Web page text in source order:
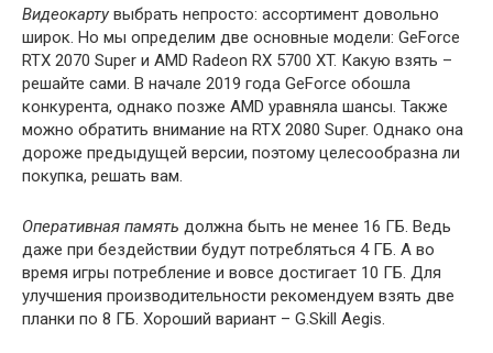
Видеокартувыбрать непросто: ассортимент довольно
широк. Но мы определим две основные модели: GeForce
RTX 2070 Super и AMD Radeon RX 5700 XT. Какую взять –
решайте сами. В начале 2019 года GeForce обошла
конкурента, однако позже AMD уравняла шансы. Также
можно обратить внимание на RTX 2080 Super. Однако она
дороже предыдущей версии, поэтому целесообразна ли
покупка, решать вам.
Оперативная память должна быть не менее 16 ГБ. Ведь
даже при бездействии будут потребляться 4 ГБ. А во
время игры потребление и вовсе достигает 10 ГБ. Для
улучшения производительности рекомендуем взять две
планки по 8 ГБ. Хороший вариант – G.Skill Aegis.